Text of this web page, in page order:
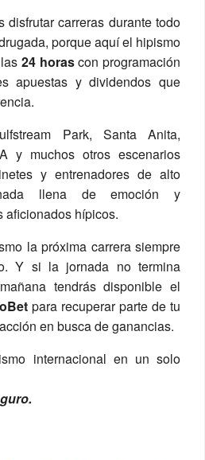
disfrutar carreras durante todo
porque aquí el hipismo
24 horascon programación
apuestas y dividendos que
Park, Santa Anita,
y muchos otros escenarios
y entrenadores de alto
llena de emoción y
aficionados hípicos.
la próxima carrera siempre
Y si la jornada no termina
tendrás disponible el
para recuperar parte de tu
en busca de ganancias.
internacional en un solo